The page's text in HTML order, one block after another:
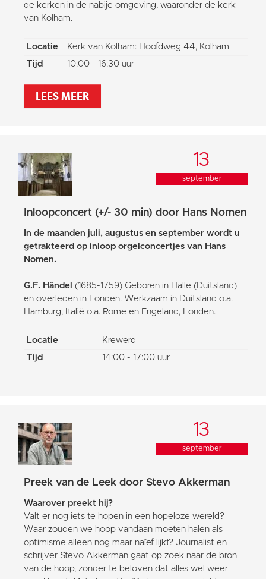
de kerken in de nabije omgeving, waaronder de kerk
van Kolham.
Locatie
Kerk van Kolham: Hoofdweg 44, Kolham
Tijd
10:00 - 16:30 uur
LEES MEER
13
september
Inloopconcert (+/- 30 min) door Hans Nomen
In de maanden juli, augustus en september wordt u
getrakteerd op inloop orgelconcertjes van Hans
Nomen.
G.F. Händel
(1685-1759) Geboren in Halle (Duitsland)
en overleden in Londen. Werkzaam in Duitsland o.a.
Hamburg, Italië o.a. Rome en Engeland, Londen.
Locatie
Krewerd
Tijd
14:00 - 17:00 uur
13
september
Preek van de Leek door Stevo Akkerman
Waarover preekt hij?
Valt er nog iets te hopen in een hopeloze wereld?
Waar zouden we hoop vandaan moeten halen als
optimisme alleen nog maar naïef lijkt? Journalist en
schrijver Stevo Akkerman gaat op zoek naar de bron
van de hoop, zonder te beloven dat alles wel weer